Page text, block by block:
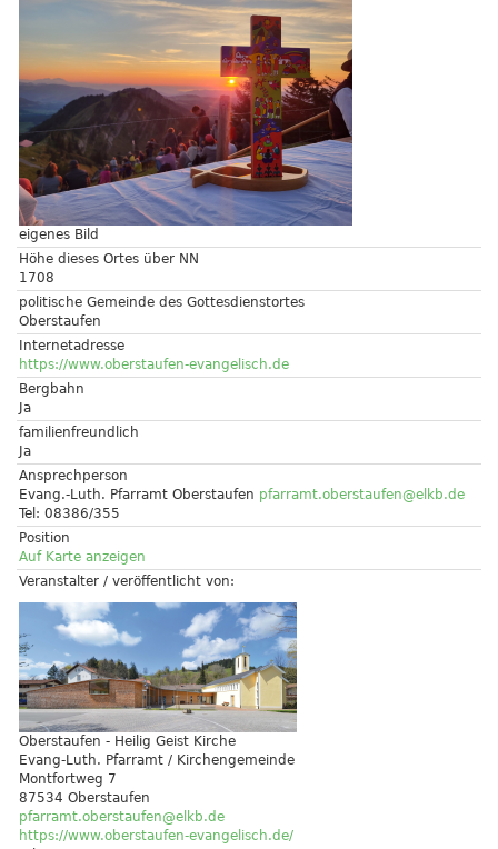
eigenes Bild
Höhe dieses Ortes über NN
1708
politische Gemeinde des Gottesdienstortes
Oberstaufen
Internetadresse
https://www.oberstaufen-evangelisch.de
Bergbahn
Ja
familienfreundlich
Ja
Ansprechperson
Evang.-Luth. Pfarramt Oberstaufen pfarramt.oberstaufen@elkb.de
Tel: 08386/355
Position
Auf Karte anzeigen
Veranstalter / veröffentlicht von:
Oberstaufen - Heilig Geist Kirche
Evang-Luth. Pfarramt / Kirchengemeinde
Montfortweg 7
87534 Oberstaufen
pfarramt.oberstaufen@elkb.de
https://www.oberstaufen-evangelisch.de/